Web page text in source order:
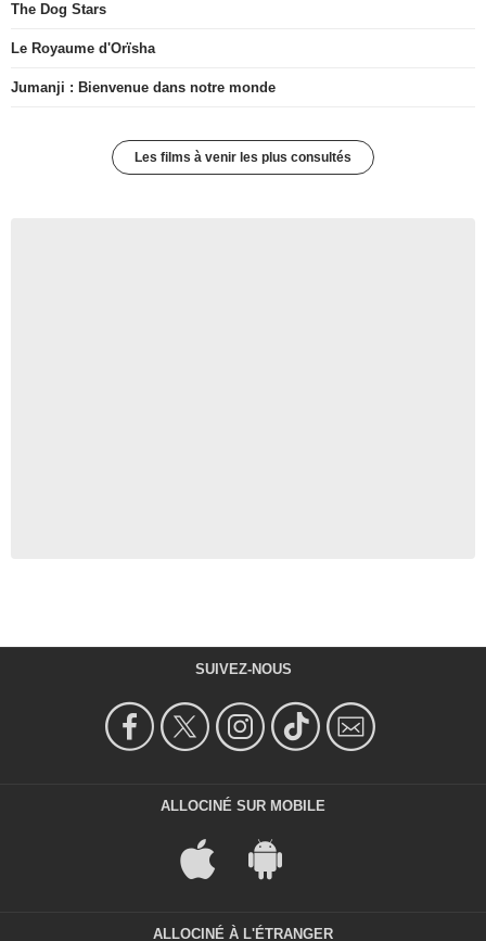
The Dog Stars
Le Royaume d'Orïsha
Jumanji : Bienvenue dans notre monde
Les films à venir les plus consultés
SUIVEZ-NOUS
ALLOCINÉ SUR MOBILE
ALLOCINÉ À L'ÉTRANGER